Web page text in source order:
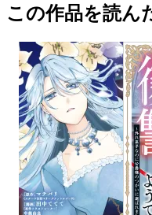
この作品を読ん